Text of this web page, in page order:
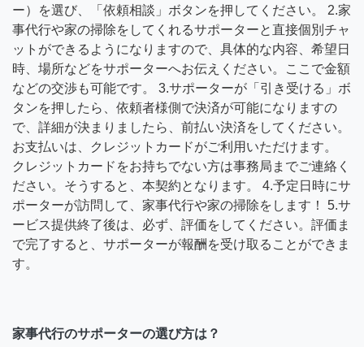
ー）を選び、「依頼相談」ボタンを押してください。 2.家
事代行や家の掃除をしてくれるサポーターと直接個別チャ
ットができるようになりますので、具体的な内容、希望日
時、場所などをサポーターへお伝えください。ここで金額
などの交渉も可能です。 3.サポーターが「引き受ける」ボ
タンを押したら、依頼者様側で決済が可能になりますの
で、詳細が決まりましたら、前払い決済をしてください。
お支払いは、クレジットカードがご利用いただけます。
クレジットカードをお持ちでない方は事務局までご連絡く
ださい。そうすると、本契約となります。 4.予定日時にサ
ポーターが訪問して、家事代行や家の掃除をします！ 5.サ
ービス提供終了後は、必ず、評価をしてください。評価ま
で完了すると、サポーターが報酬を受け取ることができま
す。
家事代行のサポーターの選び方は？